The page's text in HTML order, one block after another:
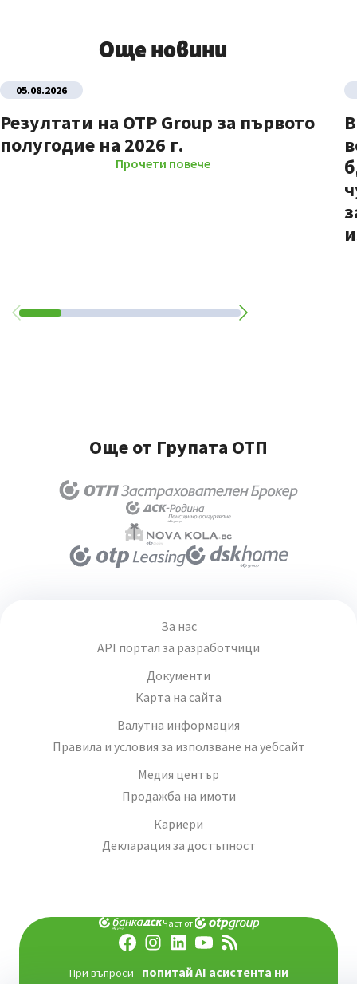
Още новини
05.08.2026
Резултати на OTP Group за първото
полугодие на 2026 г.
Прочети повече
Още от Групата ОТП
За нас
API портал за разработчици
Документи
Карта на сайта
Валутна информация
Правила и условия за използване на уебсайт
Медия център
Продажба на имоти
Кариери
Декларация за достъпност
Част от:
При въпроси - попитай AI асистента ни